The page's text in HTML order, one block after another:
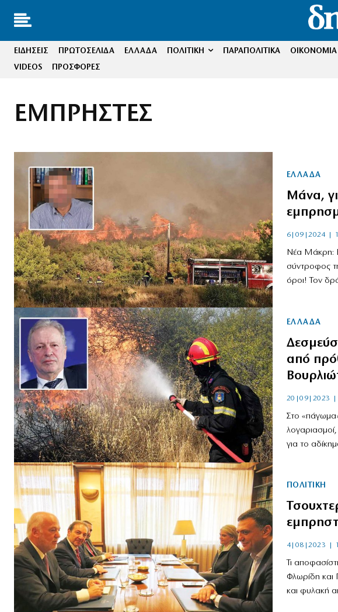
ΕΙΔΗΣΕΙΣ ΠΡΩΤΟΣΕΛΙΔΑ ΕΛΛΑΔΑ ΠΟΛΙΤΙΚΗ ΠΑΡΑΠΟΛΙΤΙΚΑ ΟΙΚΟΝΟΜΙΑ
VIDEOS
ΠΡΟΣΦΟΡΕΣ
ΕΜΠΡΗΣΤΕΣ
ΕΛΛΑΔΑ
Μάνα,
6|09|2024 |
Νέα Μάκρη:
σύντροφος
όροι! Τον
ΕΛΛΑΔΑ
από
20|09|2023 |
Στο
για το
ΠΟΛΙΤΙΚΗ
4|08|2023 |
Τι
Φλωρίδη και
και φυλακή